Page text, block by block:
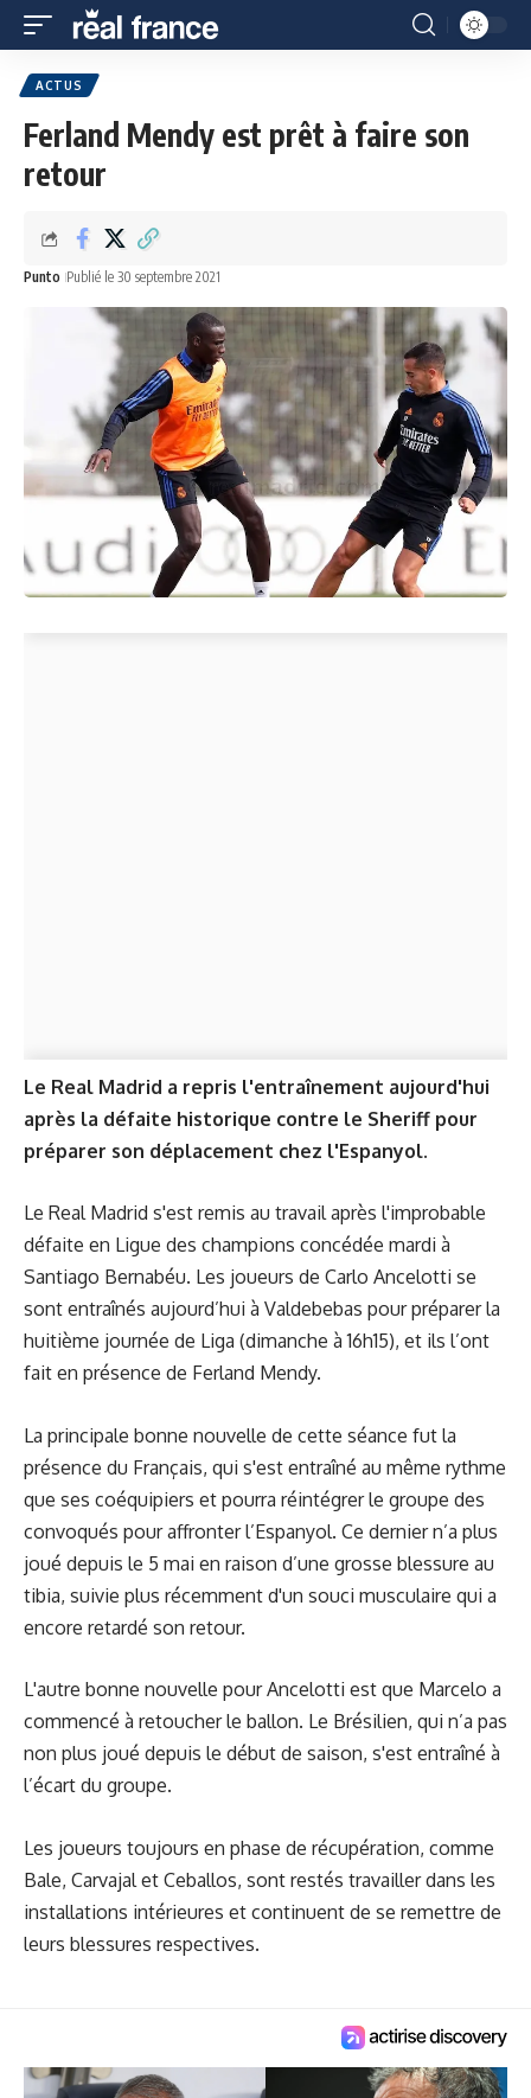
ACTUS
Ferland Mendy est prêt à faire son
retour
Punto Publié le 30 septembre 2021
Le Real Madrid a repris l'entraînement aujourd'hui
après la défaite historique contre le Sheriff pour
préparer son déplacement chez l'Espanyol.
Le Real Madrid s'est remis au travail après l'improbable
défaite en Ligue des champions concédée mardi à
Santiago Bernabéu. Les joueurs de Carlo Ancelotti se
sont entraînés aujourd’hui à Valdebebas pour préparer la
huitième journée de Liga (dimanche à 16h15), et ils l’ont
fait en présence de Ferland Mendy.
La principale bonne nouvelle de cette séance fut la
présence du Français, qui s'est entraîné au même rythme
que ses coéquipiers et pourra réintégrer le groupe des
convoqués pour affronter l’Espanyol. Ce dernier n’a plus
joué depuis le 5 mai en raison d’une grosse blessure au
tibia, suivie plus récemment d'un souci musculaire qui a
encore retardé son retour.
L'autre bonne nouvelle pour Ancelotti est que Marcelo a
commencé à retoucher le ballon. Le Brésilien, qui n’a pas
non plus joué depuis le début de saison, s'est entraîné à
l’écart du groupe.
Les joueurs toujours en phase de récupération, comme
Bale, Carvajal et Ceballos, sont restés travailler dans les
installations intérieures et continuent de se remettre de
leurs blessures respectives.